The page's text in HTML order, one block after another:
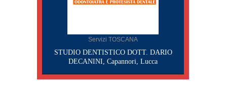
Servizi TOSCANA
STUDIO DENTISTICO DOTT. DARIO
DECANINI, Capannori, Lucca